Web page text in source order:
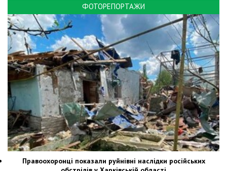
ФОТОРЕПОРТАЖИ
Правоохоронці показали руйнівні наслідки російських